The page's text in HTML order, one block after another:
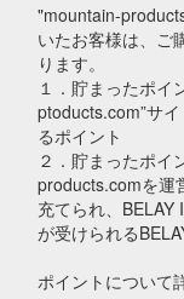
"mountain-
いたお客様は、ご
ります。
１．貯まったポイ
ptoducts.com”サ
るポイント
２．貯まったポイ
products.comを運
充てられ、
が受けられる
ポイントについて